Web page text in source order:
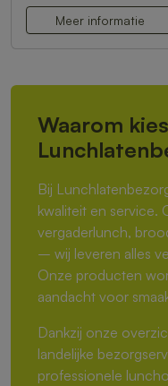
Meer informatie
Waarom
Bij
kwaliteit en service.
vergaderlunch,
– wij leveren alles
Onze producten
aandacht voor
Dankzij onze
landelijke
professionele